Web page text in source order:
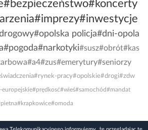
#bezpieczeństwo#koncerty
#imprezy#inwestycje
#opolska policja#dni-opola
#pogoda#narkotyki#susz#obrót#kas
#a4#zus#emerytury#seniorzy
#rynek-pracy#opolskie#drogi#zdw
europejskie#prędkosć#wieś#samochód#mandat
#krapkowice#omoda